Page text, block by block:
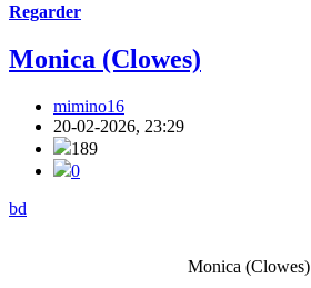
Regarder
Monica (Clowes)
mimino16
20-02-2026, 23:29
189
0
bd
Monica (Clowes)